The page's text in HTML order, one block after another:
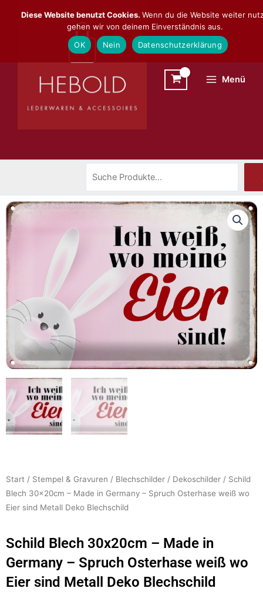
Inhalt
Menü
Start / Stempel & Gravuren / Blechschilder / Dekoschilder / Schild
Blech 30x20cm – Made in Germany – Spruch Osterhase weiß wo
Eier sind Metall Deko Blechschild
Schild Blech 30x20cm – Made in
Germany – Spruch Osterhase weiß wo
Eier sind Metall Deko Blechschild
Diese Website benutzt Cookies. Wenn du die Website weiter
gehen wir von deinem Einverständnis aus.
OK
Nein Datenschutzerklärung